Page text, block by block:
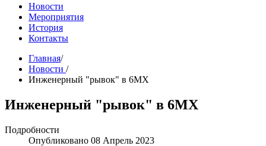
Новости
Мероприятия
История
Контакты
Главная/
Новости /
Инженерный "рывок" в 6МХ
Инженерный "рывок" в 6МХ
Подробности
Опубликовано 08 Апрель 2023